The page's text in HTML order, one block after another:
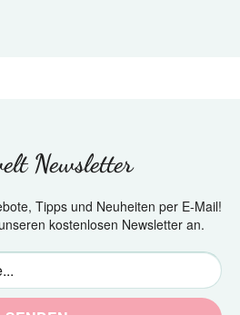
Newsletter
Tipps und Neuheiten per E-Mail!
kostenlosen Newsletter an.